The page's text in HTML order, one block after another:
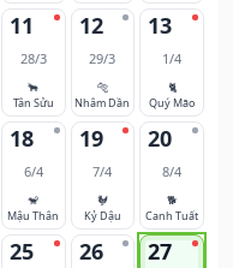
11
28/3
🐂
Tân Sửu
12
29/3
🐅
Nhâm Dần
13
1/4
🐈
Quý Mão
18
6/4
🐒
Mậu Thân
19
7/4
🐓
Kỷ Dậu
20
8/4
🐕
Canh Tuất
25 26 27